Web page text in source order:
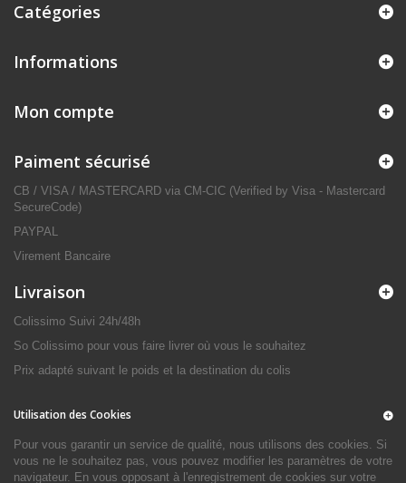
Catégories
Informations
Mon compte
Paiment sécurisé
CB / VISA / MASTERCARD via CM-CIC (Verified by Visa - Mastercard
SecureCode)
PAYPAL
Virement Bancaire
Livraison
Colissimo Suivi 24h/48h
So Colissimo pour vous faire livrer où vous le souhaitez
Prix adapté suivant le poids et la destination du colis
Utilisation des Cookies
Pour vous garantir un service de qualité, nous utilisons des cookies. Si
vous ne le souhaitez pas, vous pouvez modifier les paramètres de votre
navigateur. En vous opposant à l'enregistrement de cookies sur votre